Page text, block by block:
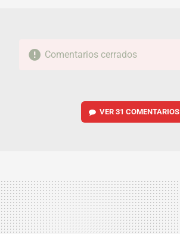
Comentarios cerrados
VER 31 COMENTARIOS